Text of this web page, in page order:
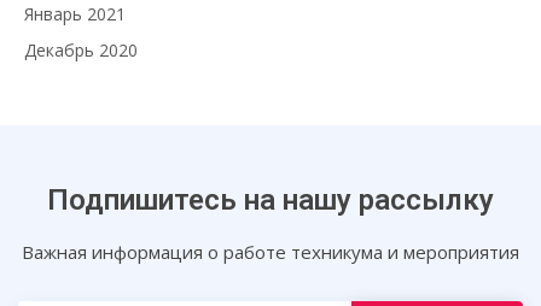
Январь 2021
Декабрь 2020
Подпишитесь на нашу рассылку
Важная информация о работе техникума и мероприятия